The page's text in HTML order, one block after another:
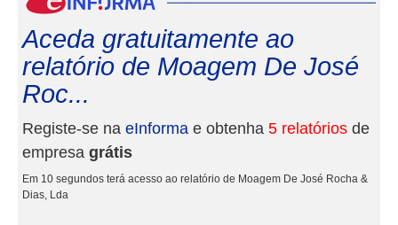
Aceda gratuitamente ao
relatório de Moagem De José
Roc...
Registe-se na eInforma e obtenha 5 relatórios de
empresa grátis
Em 10 segundos terá acesso ao relatório de Moagem De José Rocha &
Dias, Lda